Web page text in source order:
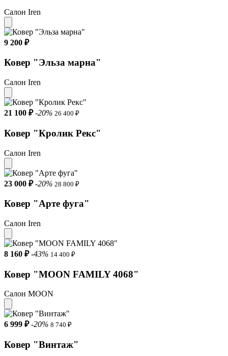
Салон Iren
9 200 ₽
Ковер "Эльза марна"
Салон Iren
21 100 ₽ -20% 26 400 ₽
Ковер "Кролик Рекс"
Салон Iren
23 000 ₽ -20% 28 800 ₽
Ковер "Арте фуга"
Салон Iren
8 160 ₽ -43% 14 400 ₽
Ковер "MOON FAMILY 4068"
Салон MOON
6 999 ₽ -20% 8 740 ₽
Ковер "Винтаж"